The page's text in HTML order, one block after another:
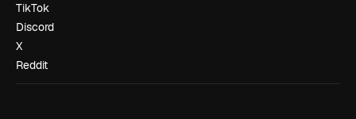
TikTok
Discord
X
Reddit